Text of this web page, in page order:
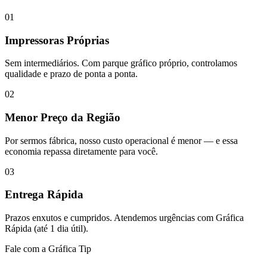
01
Impressoras Próprias
Sem intermediários. Com parque gráfico próprio, controlamos
qualidade e prazo de ponta a ponta.
02
Menor Preço da Região
Por sermos fábrica, nosso custo operacional é menor — e essa
economia repassa diretamente para você.
03
Entrega Rápida
Prazos enxutos e cumpridos. Atendemos urgências com Gráfica
Rápida (até 1 dia útil).
Fale com a Gráfica Tip